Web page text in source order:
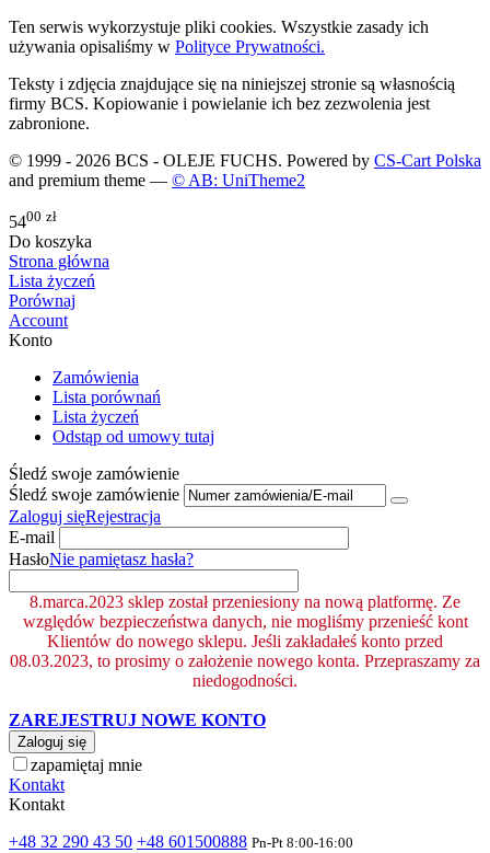
Ten serwis wykorzystuje pliki cookies. Wszystkie zasady ich
używania opisaliśmy w Polityce Prywatności.
Teksty i zdjęcia znajdujące się na niniejszej stronie są własnością
firmy BCS. Kopiowanie i powielanie ich bez zezwolenia jest
zabronione.
© 1999 - 2026 BCS - OLEJE FUCHS. Powered by CS-Cart Polska
and premium theme — © AB: UniTheme2
5400 zł
Do koszyka
Strona główna
Lista życzeń
Porównaj
Account
Konto
Zamówienia
Lista porównań
Lista życzeń
Odstąp od umowy tutaj
Śledź swoje zamówienie
Śledź swoje zamówienie
Zaloguj sięRejestracja
E-mail
HasłoNie pamiętasz hasła?
8.marca.2023 sklep został przeniesiony na nową platformę. Ze
względów bezpieczeństwa danych, nie mogliśmy przenieść kont
Klientów do nowego sklepu. Jeśli zakładałeś konto przed
08.03.2023, to prosimy o założenie nowego konta. Przepraszamy za
niedogodności.
ZAREJESTRUJ NOWE KONTO
Zaloguj się
zapamiętaj mnie
Kontakt
Kontakt
+48 32 290 43 50 +48 601500888 Pn-Pt 8:00-16:00